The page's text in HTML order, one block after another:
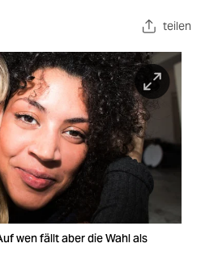
teilen
wen fällt aber die Wahl als